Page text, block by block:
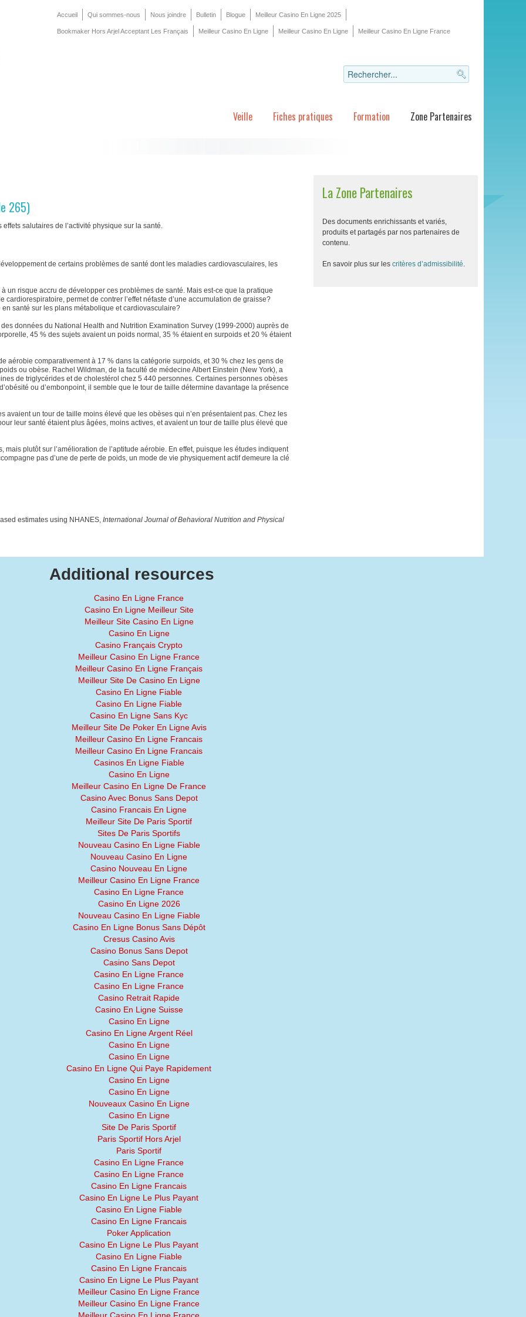
Accueil Qui sommes-nous Nous joindre Bulletin Blogue Meilleur Casino En Ligne 2025
Bookmaker Hors Arjel Acceptant Les Français Meilleur Casino En Ligne Meilleur Casino En Ligne Meilleur Casino En Ligne France
Veille Fiches pratiques Formation Zone Partenaires
265)
salutaires de l’activité physique sur la santé.
de certains problèmes de santé dont les maladies cardiovasculaires, les
un risque accru de développer ces problèmes de santé. Mais est-ce que la pratique
cardiorespiratoire, permet de contrer l’effet néfaste d’une accumulation de graisse?
en santé sur les plans métabolique et cardiovasculaire?
des données du National Health and Nutrition Examination Survey (1999-2000) auprès de
45 % des sujets avaient un poids normal, 35 % étaient en surpoids et 20 % étaient
aérobie comparativement à 17 % dans la catégorie surpoids, et 30 % chez les gens de
ou obèse. Rachel Wildman, de la faculté de médecine Albert Einstein (New York), a
de triglycérides et de cholestérol chez 5 440 personnes. Certaines personnes obèses
ou d’embonpoint, il semble que le tour de taille détermine davantage la présence
avaient un tour de taille moins élevé que les obèses qui n’en présentaient pas. Chez les
leur santé étaient plus âgées, moins actives, et avaient un tour de taille plus élevé que
mais plutôt sur l’amélioration de l’aptitude aérobie. En effet, puisque les études indiquent
pas d’une de perte de poids, un mode de vie physiquement actif demeure la clé
estimates using NHANES, International Journal of Behavioral Nutrition and Physical
La Zone Partenaires
Des documents enrichissants et variés,
produits et partagés par nos partenaires de
contenu.
En savoir plus sur les critères d’admissibilité.
Additional resources
Casino En Ligne France
Casino En Ligne Meilleur Site
Meilleur Site Casino En Ligne
Casino En Ligne
Casino Français Crypto
Meilleur Casino En Ligne France
Meilleur Casino En Ligne Français
Meilleur Site De Casino En Ligne
Casino En Ligne Fiable
Casino En Ligne Fiable
Casino En Ligne Sans Kyc
Meilleur Site De Poker En Ligne Avis
Meilleur Casino En Ligne Francais
Meilleur Casino En Ligne Francais
Casinos En Ligne Fiable
Casino En Ligne
Meilleur Casino En Ligne De France
Casino Avec Bonus Sans Depot
Casino Francais En Ligne
Meilleur Site De Paris Sportif
Sites De Paris Sportifs
Nouveau Casino En Ligne Fiable
Nouveau Casino En Ligne
Casino Nouveau En Ligne
Meilleur Casino En Ligne France
Casino En Ligne France
Casino En Ligne 2026
Nouveau Casino En Ligne Fiable
Casino En Ligne Bonus Sans Dépôt
Cresus Casino Avis
Casino Bonus Sans Depot
Casino Sans Depot
Casino En Ligne France
Casino En Ligne France
Casino Retrait Rapide
Casino En Ligne Suisse
Casino En Ligne
Casino En Ligne Argent Réel
Casino En Ligne
Casino En Ligne
Casino En Ligne Qui Paye Rapidement
Casino En Ligne
Casino En Ligne
Nouveaux Casino En Ligne
Casino En Ligne
Site De Paris Sportif
Paris Sportif Hors Arjel
Paris Sportif
Casino En Ligne France
Casino En Ligne France
Casino En Ligne Francais
Casino En Ligne Le Plus Payant
Casino En Ligne Fiable
Casino En Ligne Francais
Poker Application
Casino En Ligne Le Plus Payant
Casino En Ligne Fiable
Casino En Ligne Francais
Casino En Ligne Le Plus Payant
Meilleur Casino En Ligne France
Meilleur Casino En Ligne France